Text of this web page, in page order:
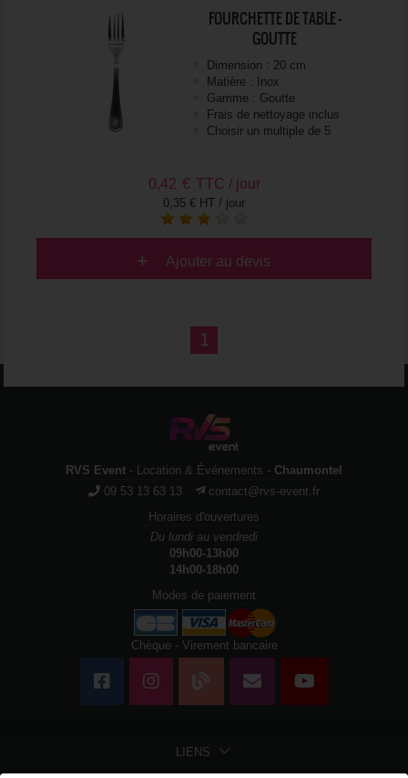
FOURCHETTE DE TABLE -
GOUTTE
Dimension : 20 cm
Matière : Inox
Gamme : Goutte
Frais de nettoyage inclus
Choisir un multiple de 5
0,42 € TTC / jour
0,35 € HT / jour
Ajouter au devis
1
RVS Event - Location & Événements - Chaumontel
09 53 13 63 13
contact@rvs-event.fr
Horaires d'ouvertures
Du lundi au vendredi
09h00-13h00
14h00-18h00
Modes de paiement
Chèque - Virement bancaire
LIENS